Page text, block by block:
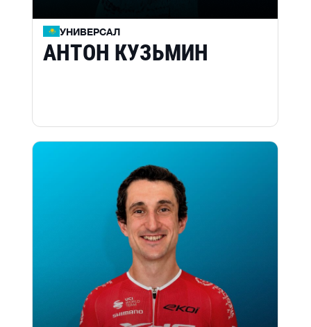
УНИВЕРСАЛ
АНТОН КУЗЬМИН